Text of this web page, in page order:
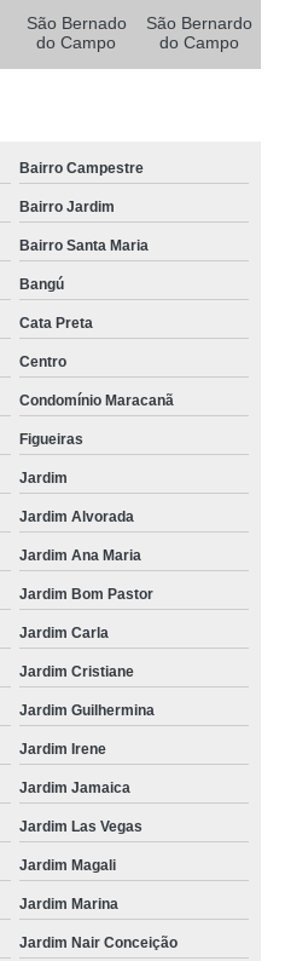
São Bernado
do Campo
São Bernardo
do Campo
Bairro Campestre
Bairro Jardim
Bairro Santa Maria
Bangú
Cata Preta
Centro
Condomínio Maracanã
Figueiras
Jardim
Jardim Alvorada
Jardim Ana Maria
Jardim Bom Pastor
Jardim Carla
Jardim Cristiane
Jardim Guilhermina
Jardim Irene
Jardim Jamaica
Jardim Las Vegas
Jardim Magali
Jardim Marina
Jardim Nair Conceição